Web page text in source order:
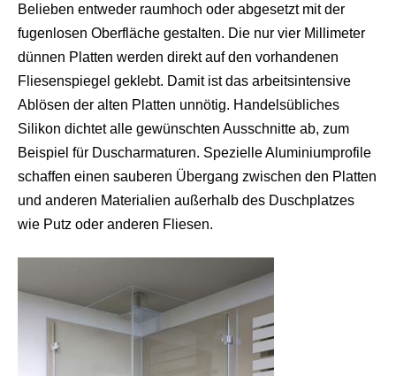
Belieben entweder raumhoch oder abgesetzt mit der
fugenlosen Oberfläche gestalten. Die nur vier Millimeter
dünnen Platten werden direkt auf den vorhandenen
Fliesenspiegel geklebt. Damit ist das arbeitsintensive
Ablösen der alten Platten unnötig. Handelsübliches
Silikon dichtet alle gewünschten Ausschnitte ab, zum
Beispiel für Duscharmaturen. Spezielle Aluminiumprofile
schaffen einen sauberen Übergang zwischen den Platten
und anderen Materialien außerhalb des Duschplatzes
wie Putz oder anderen Fliesen.